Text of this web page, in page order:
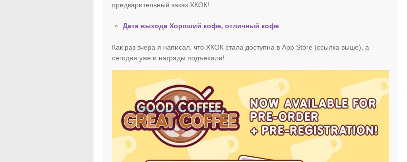
предварительный заказ ХКОК!
Дата выхода Хороший кофе, отличный кофе
Как раз вчера я написал, что ХКОК стала доступна в App Store (ссылка выше), а
сегодня уже и награды подъехали!